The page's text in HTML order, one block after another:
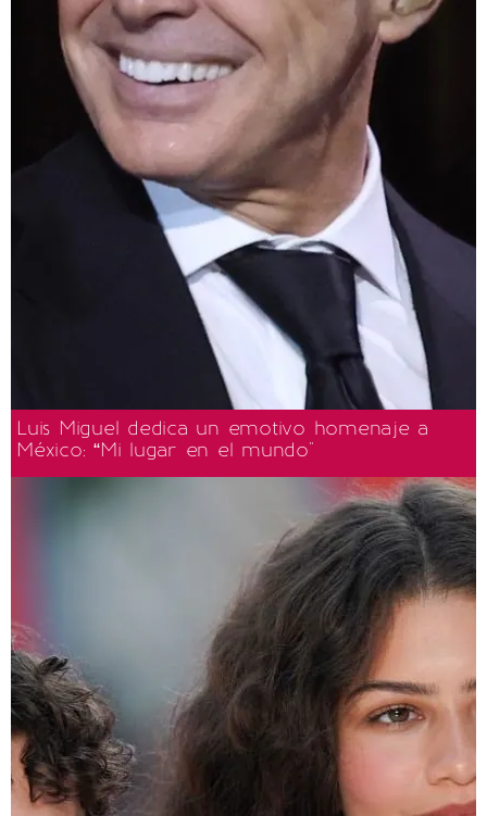
Luis Miguel dedica un emotivo homenaje a
México: “Mi lugar en el mundo"